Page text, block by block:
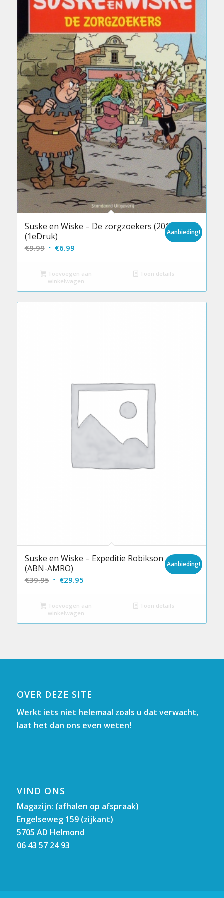
Suske en Wiske – De zorgzoekers (2017)
(1eDruk)
€9.99 Oorspronkelijke
was:
€9.99.
€6.99Huidige
is:
€6.99.
Aanbieding!
Toevoegen aan
winkelwagen
Toon details
Suske en Wiske – Expeditie Robikson
(ABN-AMRO)
€39.95 Oorspronkelijke
was:
€39.95.
€29.95Huidige
is:
€29.95.
Aanbieding!
Toevoegen aan
winkelwagen
Toon details
OVER DEZE SITE
Werkt iets niet helemaal zoals u dat verwacht,
laat het dan ons even weten!
VIND ONS
Magazijn: (afhalen op afspraak)
Engelseweg 159 (zijkant)
5705 AD Helmond
06 43 57 24 93